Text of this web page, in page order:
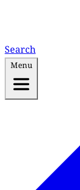
Search
Menu